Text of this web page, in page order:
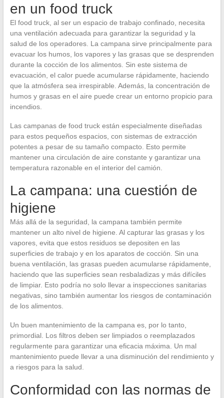
en un food truck
El food truck, al ser un espacio de trabajo confinado, necesita
una ventilación adecuada para garantizar la seguridad y la
salud de los operadores. La campana sirve principalmente para
evacuar los humos, los vapores y las grasas que se desprenden
durante la cocción de los alimentos. Sin este sistema de
evacuación, el calor puede acumularse rápidamente, haciendo
que la atmósfera sea irrespirable. Además, la concentración de
humos y grasas en el aire puede crear un entorno propicio para
incendios.
Las campanas de food truck están especialmente diseñadas
para estos pequeños espacios, con sistemas de extracción
potentes a pesar de su tamaño compacto. Esto permite
mantener una circulación de aire constante y garantizar una
temperatura razonable en el interior del camión.
La campana: una cuestión de
higiene
Más allá de la seguridad, la campana también permite
mantener un alto nivel de higiene. Al capturar las grasas y los
vapores, evita que estos residuos se depositen en las
superficies de trabajo y en los aparatos de cocción. Sin una
buena ventilación, las grasas pueden acumularse rápidamente,
haciendo que las superficies sean resbaladizas y más difíciles
de limpiar. Esto podría no solo llevar a inspecciones sanitarias
negativas, sino también aumentar los riesgos de contaminación
de los alimentos.
Un buen mantenimiento de la campana es, por lo tanto,
primordial. Los filtros deben ser limpiados o reemplazados
regularmente para garantizar una eficacia máxima. Un mal
mantenimiento puede llevar a una disminución del rendimiento y
a riesgos para la salud.
Conformidad con las normas de